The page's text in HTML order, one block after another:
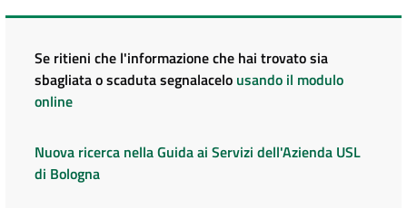
Se ritieni che l'informazione che hai trovato sia
sbagliata o scaduta segnalacelo usando il modulo
online
Nuova ricerca nella Guida ai Servizi dell'Azienda USL
di Bologna